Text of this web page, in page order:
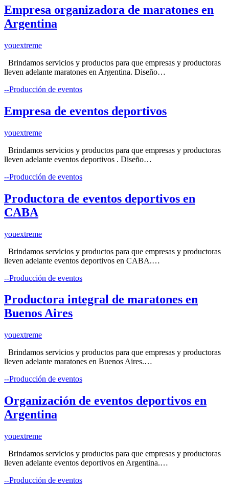
Empresa organizadora de maratones en
Argentina
youextreme
Brindamos servicios y productos para que empresas y productoras
lleven adelante maratones en Argentina. Diseño…
--Producción de eventos
Empresa de eventos deportivos
youextreme
Brindamos servicios y productos para que empresas y productoras
lleven adelante eventos deportivos . Diseño…
--Producción de eventos
Productora de eventos deportivos en
CABA
youextreme
Brindamos servicios y productos para que empresas y productoras
lleven adelante eventos deportivos en CABA.…
--Producción de eventos
Productora integral de maratones en
Buenos Aires
youextreme
Brindamos servicios y productos para que empresas y productoras
lleven adelante maratones en Buenos Aires.…
--Producción de eventos
Organización de eventos deportivos en
Argentina
youextreme
Brindamos servicios y productos para que empresas y productoras
lleven adelante eventos deportivos en Argentina.…
--Producción de eventos